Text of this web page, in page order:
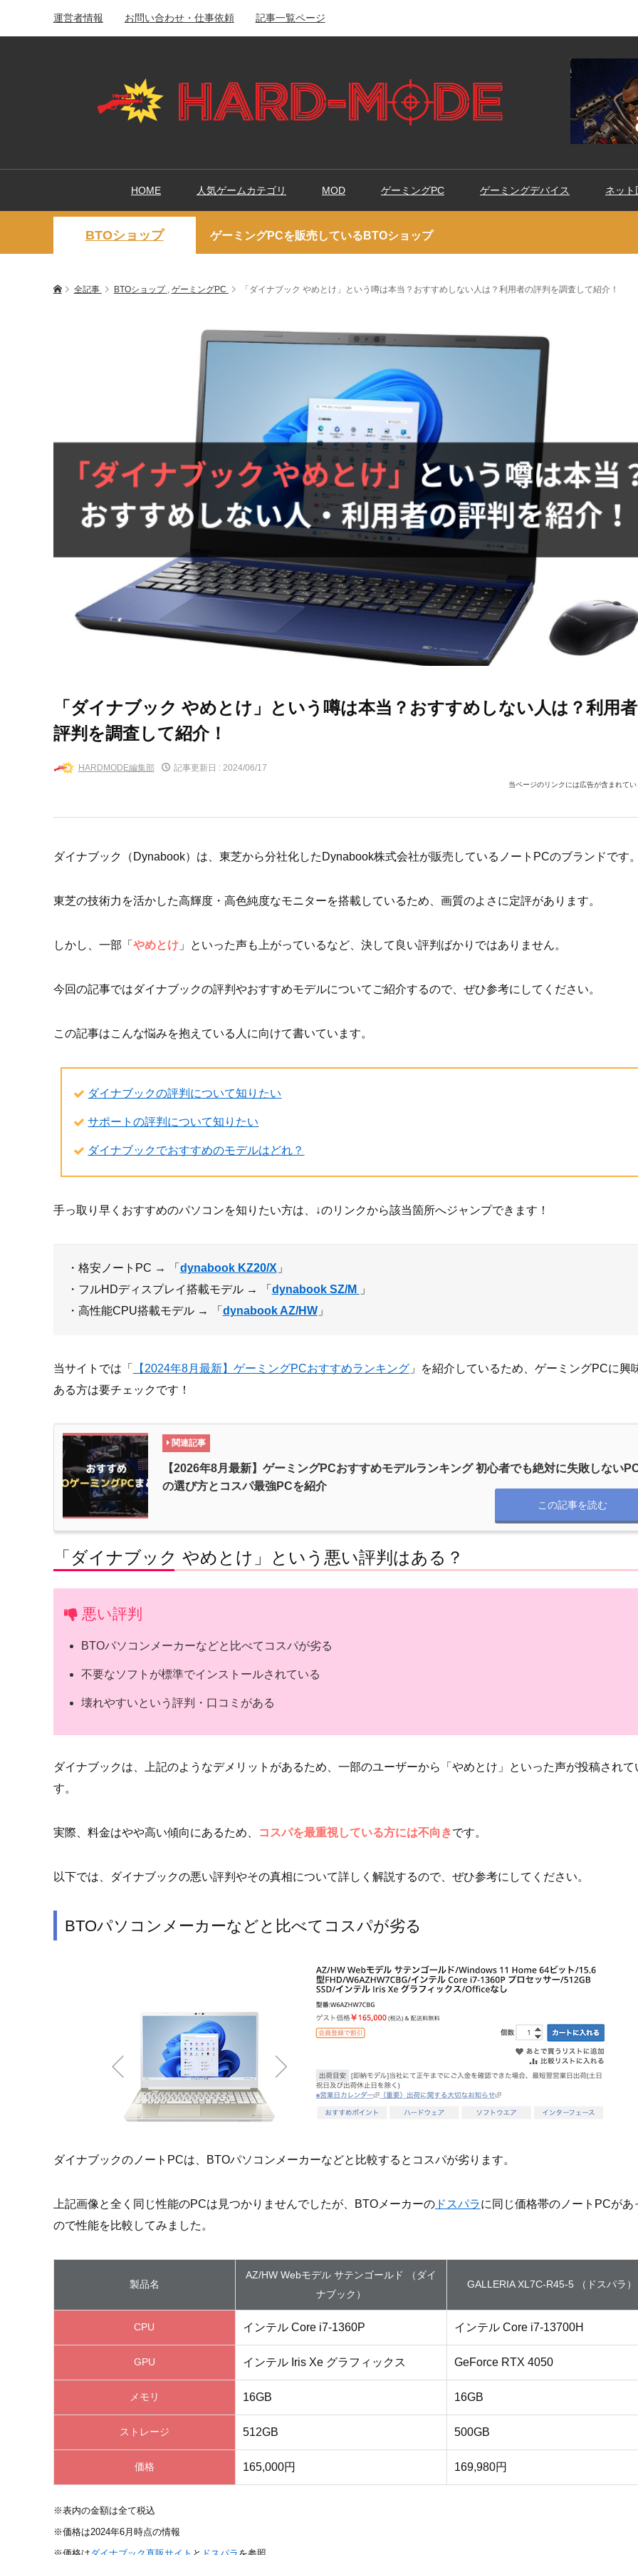
運営者情報 お問い合わせ・仕事依頼 記事一覧ページ
HOME 人気ゲームカテゴリ MOD ゲーミングPC ゲーミングデバイス ネット
BTOショップ ゲーミングPCを販売しているBTOショップ
全記事 BTOショップ , ゲーミングPC 「ダイナブック やめとけ」という噂は本当？おすすめしない人は？利用者の評判を調査して紹介！
「ダイナブック やめとけ」という噂は本当？おすすめしない人は？利用
評判を調査して紹介！
HARDMODE編集部 記事更新日 : 2024/06/17
当ページのリンクには広告が含まれて
ダイナブック（Dynabook）は、東芝から分社化したDynabook株式会社が販売しているノートPCのブランドです
東芝の技術力を活かした高輝度・高色純度なモニターを搭載しているため、画質のよさに定評があります。
しかし、一部「 やめとけ」といった声も上がっているなど、決して良い評判ばかりではありません。
今回の記事ではダイナブックの評判やおすすめモデルについてご紹介するので、ぜひ参考にしてください。
この記事はこんな悩みを抱えている人に向けて書いています。
ダイナブックの評判について知りたい
サポートの評判について知りたい
ダイナブックでおすすめのモデルはどれ？
手っ取り早くおすすめのパソコンを知りたい方は、↓のリンクから該当箇所へジャンプできます！
・格安ノートPC → 「 dynabook KZ20/X 」
・フルHDディスプレイ搭載モデル → 「 dynabook SZ/M
」
・高性能CPU搭載モデル → 「 dynabook AZ/HW」
当サイトでは「 【2024年8月最新】ゲーミングPCおすすめランキング」を紹介しているため、ゲーミングPCに興
ある方は要チェックです！
関連記事
【2026年8月最新】ゲーミングPCおすすめモデルランキング 初心者でも絶対に失敗しない
の選び方とコスパ最強PCを紹介
この記事を読む
「ダイナブック やめとけ」という悪い評判はある？
悪い評判
BTOパソコンメーカーなどと比べてコスパが劣る
不要なソフトが標準でインストールされている
壊れやすいという評判・口コミがある
ダイナブックは、上記のようなデメリットがあるため、一部のユーザーから「やめとけ」といった声が投稿されて
す。
実際、料金はやや高い傾向にあるため、 コスパを最重視している方には不向きです。
以下では、ダイナブックの悪い評判やその真相について詳しく解説するので、ぜひ参考にしてください。
BTOパソコンメーカーなどと比べてコスパが劣る
ダイナブックのノートPCは、BTOパソコンメーカーなどと比較するとコスパが劣ります。
上記画像と全く同じ性能のPCは見つかりませんでしたが、BTOメーカーのドスパラに同じ価格帯のノートPCがあ
ので性能を比較してみました。
製品名
AZ/HW Webモデル サテンゴールド （ダイ
ナブック）
GALLERIA XL7C-R45-5 （ドスパラ）
CPU インテル Core i7-1360P インテル Core i7-13700H
GPU インテル Iris Xe グラフィックス GeForce RTX 4050
メモリ 16GB 16GB
ストレージ 512GB 500GB
価格 165,000円 169,980円
※表内の金額は全て税込
※価格は2024年6月時点の情報